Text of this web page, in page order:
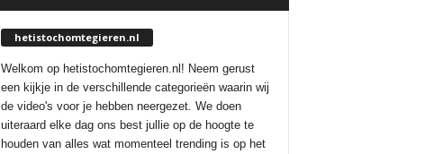
hetistochomtegieren.nl
Welkom op hetistochomtegieren.nl! Neem gerust
een kijkje in de verschillende categorieën waarin wij
de video's voor je hebben neergezet. We doen
uiteraard elke dag ons best jullie op de hoogte te
houden van alles wat momenteel trending is op het